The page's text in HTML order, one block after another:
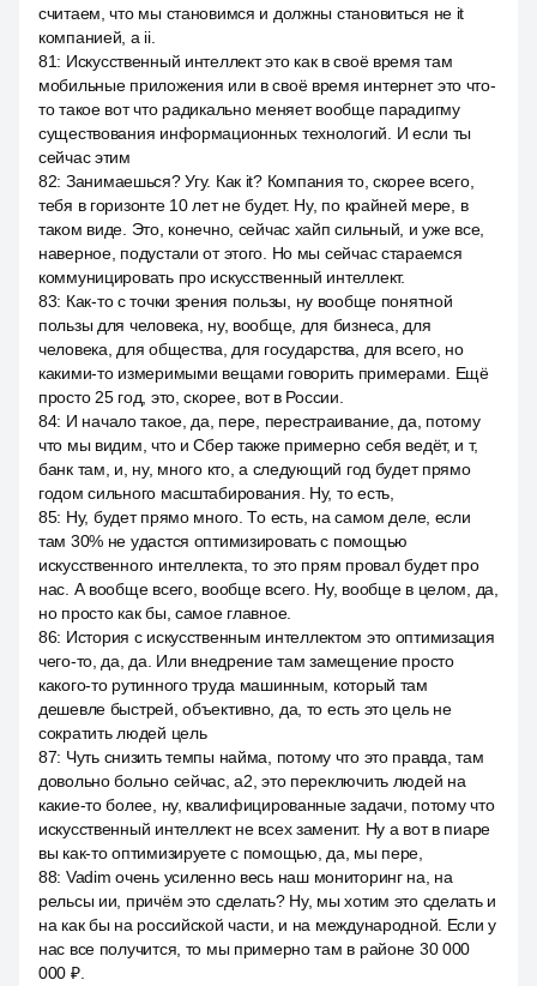
считаем, что мы становимся и должны становиться не it
компанией, а ii.
81: Искусственный интеллект это как в своё время там
мобильные приложения или в своё время интернет это что-
то такое вот что радикально меняет вообще парадигму
существования информационных технологий. И если ты
сейчас этим
82: Занимаешься? Угу. Как it? Компания то, скорее всего,
тебя в горизонте 10 лет не будет. Ну, по крайней мере, в
таком виде. Это, конечно, сейчас хайп сильный, и уже все,
наверное, подустали от этого. Но мы сейчас стараемся
коммуницировать про искусственный интеллект.
83: Как-то с точки зрения пользы, ну вообще понятной
пользы для человека, ну, вообще, для бизнеса, для
человека, для общества, для государства, для всего, но
какими-то измеримыми вещами говорить примерами. Ещё
просто 25 год, это, скорее, вот в России.
84: И начало такое, да, пере, перестраивание, да, потому
что мы видим, что и Сбер также примерно себя ведёт, и т,
банк там, и, ну, много кто, а следующий год будет прямо
годом сильного масштабирования. Ну, то есть,
85: Ну, будет прямо много. То есть, на самом деле, если
там 30% не удастся оптимизировать с помощью
искусственного интеллекта, то это прям провал будет про
нас. А вообще всего, вообще всего. Ну, вообще в целом, да,
но просто как бы, самое главное.
86: История с искусственным интеллектом это оптимизация
чего-то, да, да. Или внедрение там замещение просто
какого-то рутинного труда машинным, который там
дешевле быстрей, объективно, да, то есть это цель не
сократить людей цель
87: Чуть снизить темпы найма, потому что это правда, там
довольно больно сейчас, a2, это переключить людей на
какие-то более, ну, квалифицированные задачи, потому что
искусственный интеллект не всех заменит. Ну а вот в пиаре
вы как-то оптимизируете с помощью, да, мы пере,
88: Vadim очень усиленно весь наш мониторинг на, на
рельсы ии, причём это сделать? Ну, мы хотим это сделать и
на как бы на российской части, и на международной. Если у
нас все получится, то мы примерно там в районе 30 000
000 ₽.